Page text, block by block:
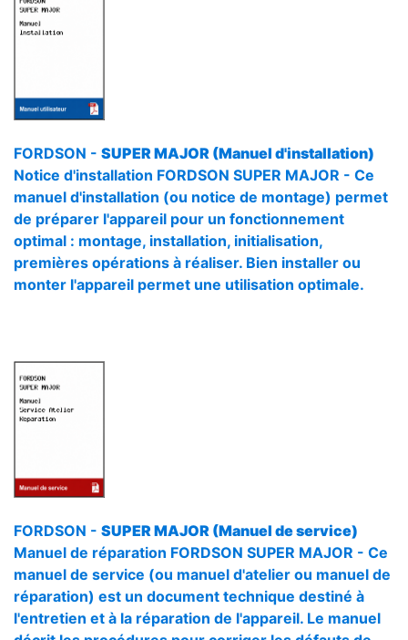
FORDSON - SUPER MAJOR (Manuel d'installation)
Notice d'installation FORDSON SUPER MAJOR - Ce
manuel d'installation (ou notice de montage) permet
de préparer l'appareil pour un fonctionnement
optimal : montage, installation, initialisation,
premières opérations à réaliser. Bien installer ou
monter l'appareil permet une utilisation optimale.
FORDSON - SUPER MAJOR (Manuel de service)
Manuel de réparation FORDSON SUPER MAJOR - Ce
manuel de service (ou manuel d'atelier ou manuel de
réparation) est un document technique destiné à
l'entretien et à la réparation de l'appareil. Le manuel